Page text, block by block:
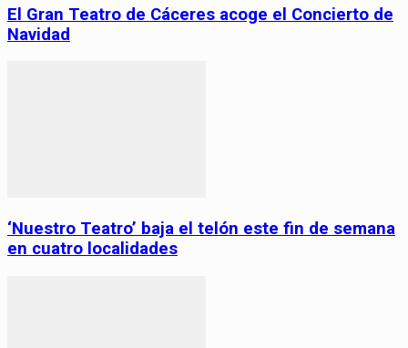
El Gran Teatro de Cáceres acoge el Concierto de
Navidad
‘Nuestro Teatro’ baja el telón este fin de semana
en cuatro localidades